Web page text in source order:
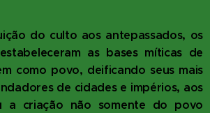
do culto aos antepassados, os
as bases míticas de
como povo, deificando seus mais
de cidades e impérios, aos
a criação não somente do povo